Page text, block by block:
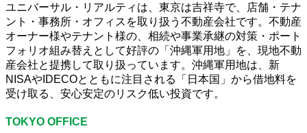
ユニバーサル・リアルティは、東京は吉祥寺で、店舗・テナ
ント・事務所・オフィスを取り扱う不動産会社です。不動産
オーナー様やテナント様の、相続や事業承継の対策・ポート
フォリオ組み替えとして好評の「沖縄軍用地」を、現地不動
産会社と提携して取り扱っています。沖縄軍用地は、新
NISAやIDECOとともに注目される「日本国」から借地料を
受け取る、安心安定のリスク低い投資です。
TOKYO OFFICE